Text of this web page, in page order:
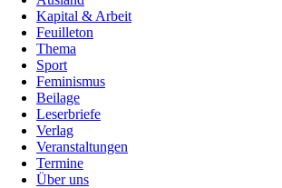
Kapital & Arbeit
Feuilleton
Thema
Sport
Feminismus
Beilage
Leserbriefe
Verlag
Veranstaltungen
Termine
Über uns